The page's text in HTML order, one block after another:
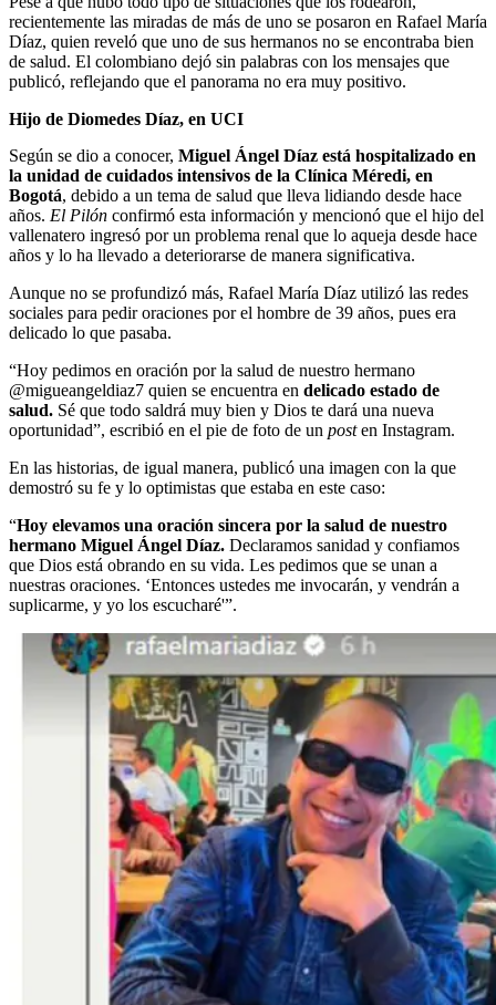
recientemente las miradas de más de uno se posaron en Rafael María
Díaz, quien reveló que uno de sus hermanos no se encontraba bien
de salud. El colombiano dejó sin palabras con los mensajes que
publicó, reflejando que el panorama no era muy positivo.
Hijo de Diomedes Díaz, en UCI
Según se dio a conocer, Miguel Ángel Díaz está hospitalizado en
la unidad de cuidados intensivos de la Clínica Méredi, en
Bogotá, debido a un tema de salud que lleva lidiando desde hace
años. El Pilón confirmó esta información y mencionó que el hijo del
vallenatero ingresó por un problema renal que lo aqueja desde hace
años y lo ha llevado a deteriorarse de manera significativa.
Aunque no se profundizó más, Rafael María Díaz utilizó las redes
sociales para pedir oraciones por el hombre de 39 años, pues era
delicado lo que pasaba.
“Hoy pedimos en oración por la salud de nuestro hermano
@migueangeldiaz7 quien se encuentra en delicado estado de
salud. Sé que todo saldrá muy bien y Dios te dará una nueva
oportunidad”, escribió en el pie de foto de un posten Instagram.
En las historias, de igual manera, publicó una imagen con la que
demostró su fe y lo optimistas que estaba en este caso:
“Hoy elevamos una oración sincera por la salud de nuestro
hermano Miguel Ángel Díaz. Declaramos sanidad y confiamos
que Dios está obrando en su vida. Les pedimos que se unan a
nuestras oraciones. ‘Entonces ustedes me invocarán, y vendrán a
suplicarme, y yo los escucharé'”.